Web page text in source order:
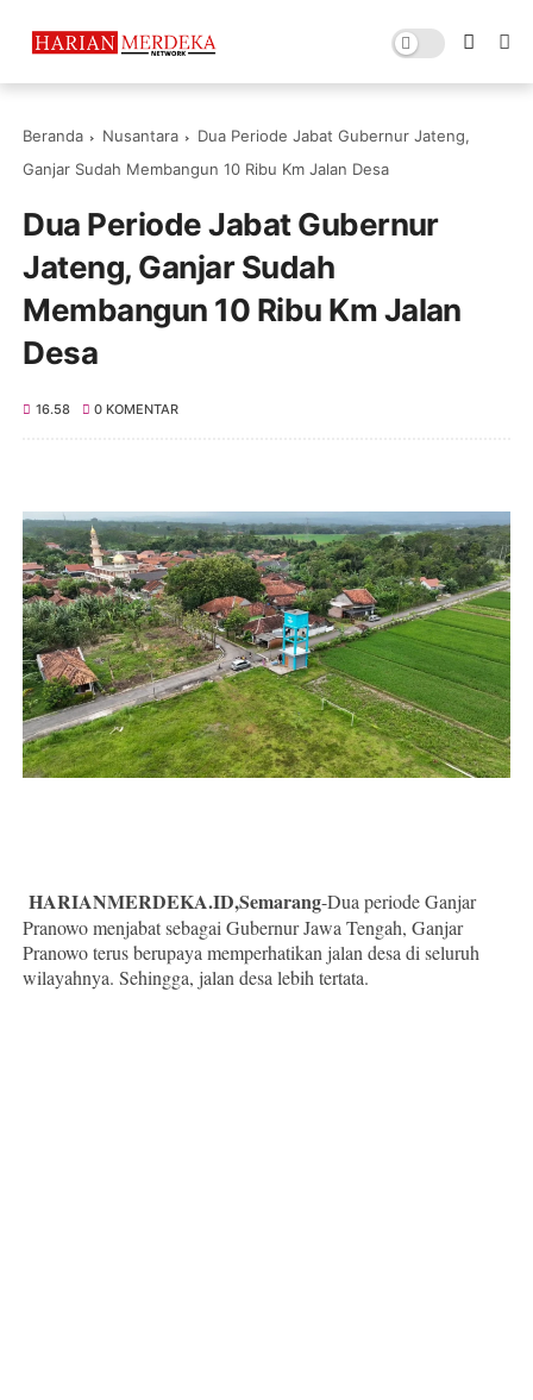
Beranda Nusantara
Dua Periode Jabat Gubernur Jateng,
Ganjar Sudah Membangun 10 Ribu Km Jalan Desa
Dua Periode Jabat Gubernur
Jateng, Ganjar Sudah
Membangun 10 Ribu Km Jalan
Desa
16.58 0 KOMENTAR
HARIANMERDEKA.ID,Semarang-Dua periode Ganjar
Pranowo menjabat sebagai Gubernur Jawa Tengah,Ganjar
Pranowo terus berupaya memperhatikan jalan desa di seluruh
wilayahnya. Sehingga, jalan desa lebih tertata.